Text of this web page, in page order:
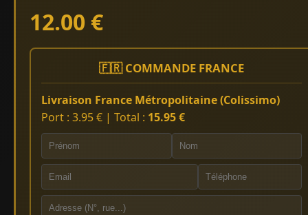
12.00 €
🇫🇷 COMMANDE FRANCE
Livraison France Métropolitaine (Colissimo)
Port : 3.95 € | Total : 15.95 €